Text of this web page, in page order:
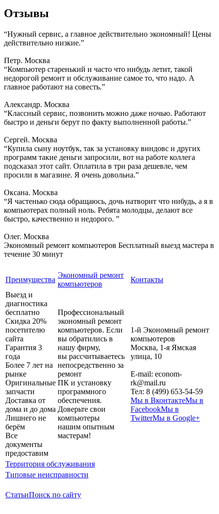
Отзывы
“Нужный сервис, а главное действительно экономный! Цены
действительно низкие.”
Петр. Москва
“Компьютер старенький и часто что нибудь летит, такой
недорогой ремонт и обслуживание самое то, что надо. А
главное работают на совесть.”
Александр. Москва
“Классный сервис, позвонить можно даже ночью. Работают
быстро и деньги берут по факту выполненной работы.”
Сергей. Москва
“Купила сыну ноутбук, так за установку виндовс и других
программ такие деньги запросили, вот на работе коллега
подсказал этот сайт. Оплатила в три раза дешевле, чем
просили в магазине. Я очень довольна.”
Оксана. Москва
“Я частенько сюда обращаюсь, дочь натворит что нибудь, а я в
компьютерах полный ноль. Ребята молодцы, делают все
быстро, качественно и недорого. ”
Олег. Москва
Экономный ремонт компьютеров Бесплатный выезд мастера в
течение 30 минут
Преимущества
Экономный ремонт
компьютеров
Контакты
Выезд и
диагностика
бесплатно
Скидка 20%
посетителю
сайта
Гарантия 3
года
Более 7 лет на
рынке
Оригинальные
запчасти
Доставка от
дома и до дома
Лишнего не
берём
Все
документы
предоставим
Профессиональный
экономный ремонт
компьютеров. Если
вы обратились в
нашу фирму,
вы рассчитываетесь
непосредственно за
ремонт
ПК и установку
программного
обеспечения.
Доверьте свои
компьютеры
нашим опытным
мастерам!
1-й Экономный ремонт
компьютеров
Москва, 1-я Ямская
улица, 10
E-mail: econom-
rk@mail.ru
Тел: 8 (499) 653-54-59
Мы в ВконтактеМы в
FacebookМы в
TwitterМы в Google+
Территория обслуживания
Типовые неисправности
СтатьиПоиск по сайту